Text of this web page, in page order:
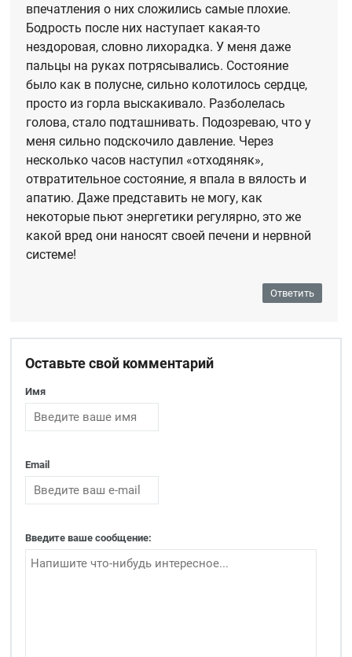
впечатления о них сложились самые плохие.
Бодрость после них наступает какая-то
нездоровая, словно лихорадка. У меня даже
пальцы на руках потрясывались. Состояние
было как в полусне, сильно колотилось сердце,
просто из горла выскакивало. Разболелась
голова, стало подташнивать. Подозреваю, что у
меня сильно подскочило давление. Через
несколько часов наступил «отходяняк»,
отвратительное состояние, я впала в вялость и
апатию. Даже представить не могу, как
некоторые пьют энергетики регулярно, это же
какой вред они наносят своей печени и нервной
системе!
Ответить
Оставьте свой комментарий
Имя
Email
Введите ваше сообщение: